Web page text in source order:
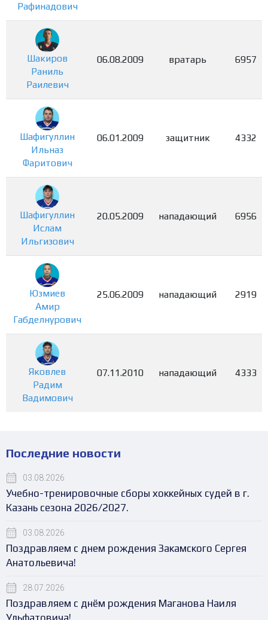
Рафинадович
Шакиров
Раниль
Раилевич
06.08.2009 вратарь 6957
Шафигуллин
Ильназ
Фаритович
06.01.2009 защитник 4332
Шафигуллин
Ислам
Ильгизович
20.05.2009 нападающий 6956
Юзмиев
Амир
Габделнурович
25.06.2009 нападающий 2919
Яковлев
Радим
Вадимович
07.11.2010 нападающий 4333
Последние новости
03.08.2026
Учебно-тренировочные сборы хоккейных судей в г.
Казань сезона 2026/2027.
03.08.2026
Поздравляем с днем рождения Закамского Сергея
Анатольевича!
28.07.2026
Поздравляем с днём рождения Маганова Наиля